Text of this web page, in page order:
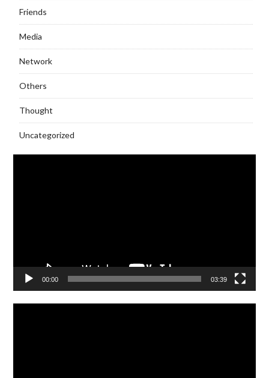
Friends
Media
Network
Others
Thought
Uncategorized
00:00 03:39